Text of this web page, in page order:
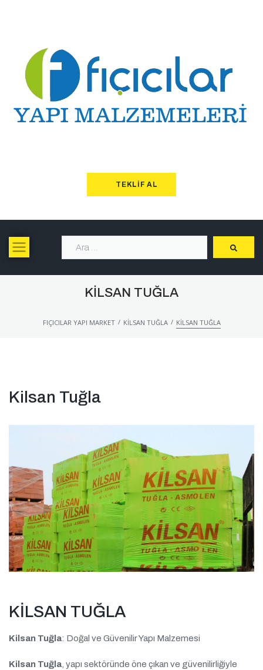
TEKLIF AL
KILSAN TUĞLA
FIÇICILAR YAPI MARKET / KILSAN TUĞLA / KILSAN TUĞLA
Kilsan Tuğla
KİLSAN TUĞLA
Kilsan Tuğla: Doğal ve Güvenilir Yapı Malzemesi
Kilsan Tuğla , yapı sektöründe öne çıkan ve güvenilirliğiyle